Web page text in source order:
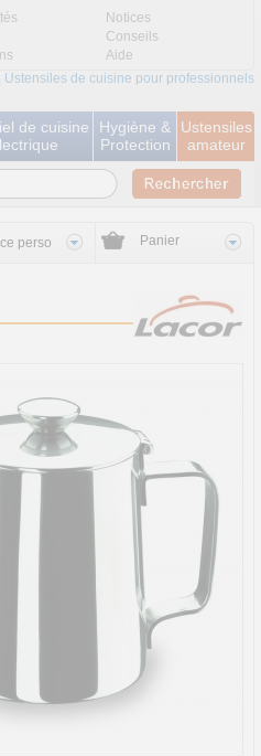
Notices
Conseils
Aide
Ustensiles de cuisine pour professionnels
de cuisine
Hygiène &
Protection
Ustensiles
amateur
perso Panier